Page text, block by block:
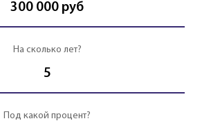
300 000 руб
На сколько лет?
5
Под какой процент?